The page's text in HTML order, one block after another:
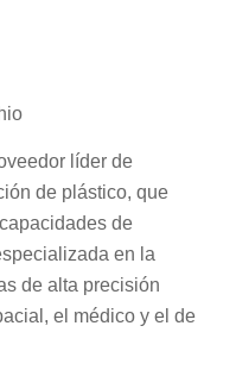
líder de
de plástico, que
de
en la
de alta precisión
el médico y el de